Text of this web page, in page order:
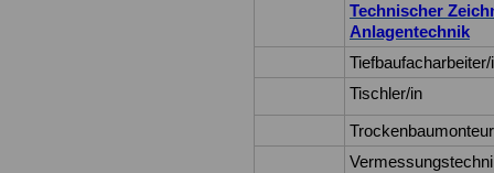
Technischer
Anlagentechnik
Tiefbaufacharbeiter/
Tischler/in